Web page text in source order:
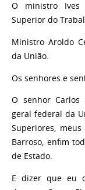
O ministro Ives
Superior do
Ministro Aroldo
da União.
Os senhores e
O senhor Carlos
geral federal da
Superiores,
Barroso, enfim
de Estado.
E dizer que eu